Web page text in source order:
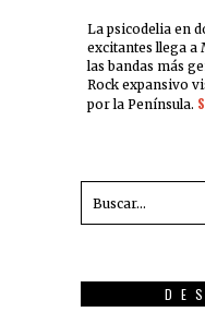
La psicodelia en
excitantes llega a
las bandas más
Rock expansivo
por la Península.